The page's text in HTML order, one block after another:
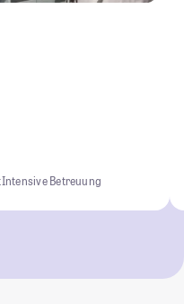
Intensive Betreuung